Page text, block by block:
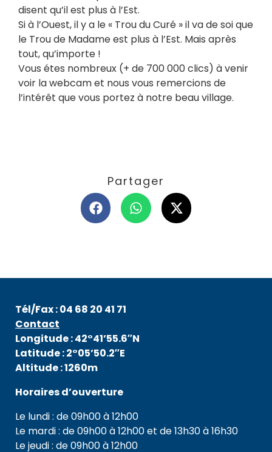
disent qu’il est plus à l’Est.
Si à l’Ouest, il y a le « Trou du Curé » il va de soi que
le Trou de Madame est plus à l’Est. Mais après
tout, qu’importe !
Vous étes nombreux (+ de 700 000 clics) à venir
voir la webcam et nous vous remercions de
l’intérêt que vous portez à notre beau village.
Partager
Tél/Fax : 04 68 20 41 71
Contact
Longitude : 42°41’55.6″N
Latitude : 2°05’50.2″E
Altitude : 1260m
Horaires d’ouverture
Le lundi : de 09h00 à 12h00
Le mardi : de 09h00 à 12h00 et de 13h30 à 16h30
Le jeudi : de 09h00 à 12h00